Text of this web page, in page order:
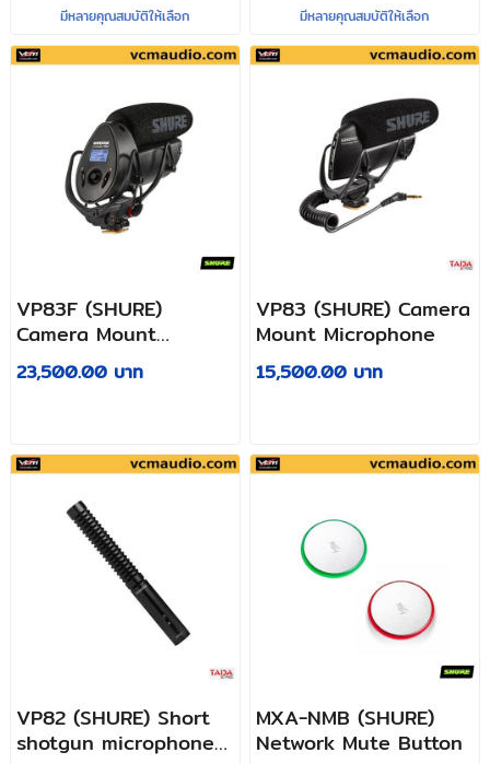
มีหลายคุณสมบัติให้เลือก มีหลายคุณสมบัติให้เลือก
VP83F (SHURE)
Camera Mount
Microphone With
Flash
23,500.00 บาท
VP83 (SHURE) Camera
Mount Microphone
15,500.00 บาท
VP82 (SHURE) Short
shotgun microphone
MXA-NMB (SHURE)
Network Mute Button